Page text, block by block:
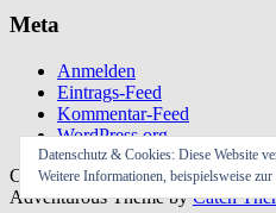
Meta
Anmelden
Eintrags-Feed
Kommentar-Feed
WordPress.org
Copyright © 2019mapaches-
Adventurous Theme byCatch
Datenschutz & Cookies: Diese Website
Weitere Informationen, beispielsweise